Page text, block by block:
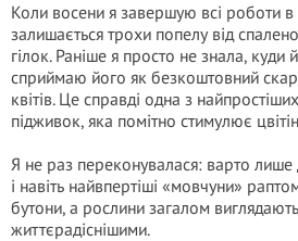
Коли восени я завершую всі роботи
залишається трохи попелу від
гілок. Раніше я просто не знала, куди
сприймаю його як безкоштовний
квітів. Це справді одна з
підживок, яка помітно стимулює
Я не раз переконувалася: варто
і навіть найвпертіші «мовчуни»
бутони, а рослини загалом
життєрадіснішими.